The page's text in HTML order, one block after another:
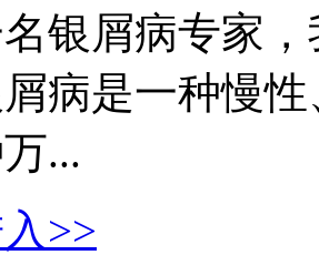
银屑病专家
病是一种慢
...
>>